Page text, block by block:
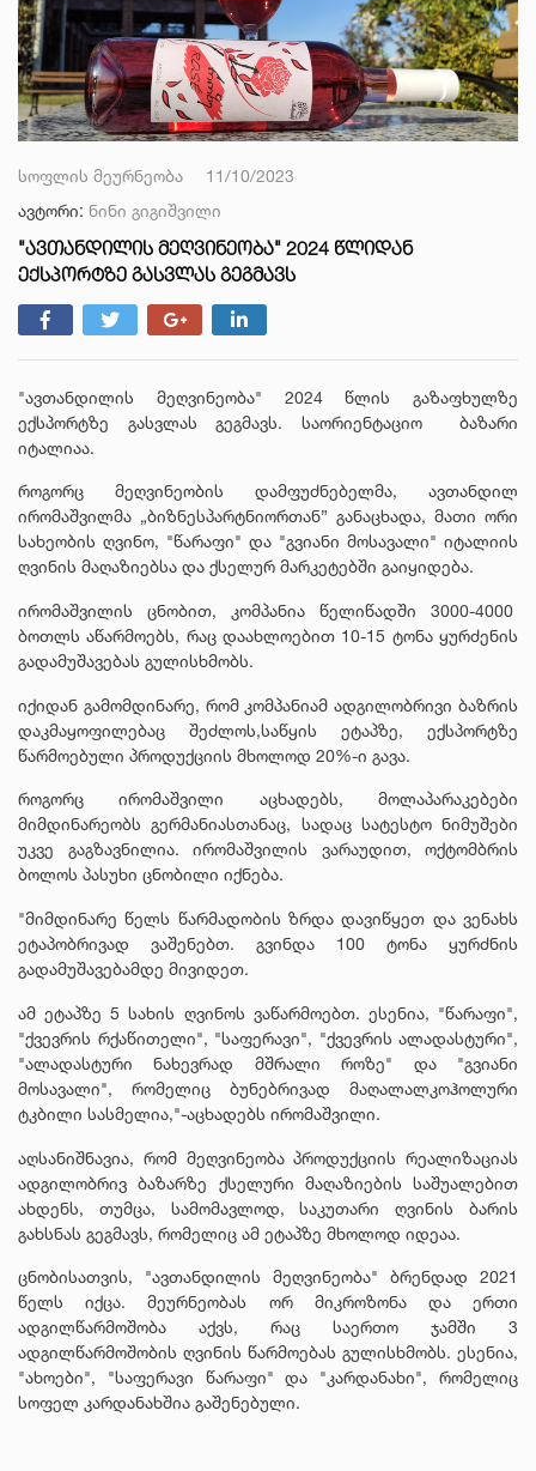
სოფლის მეურნეობა
11/10/2023
ავტორი: ნინი გიგიშვილი
"ᲐᲕᲗᲐᲜᲓᲘᲚᲘᲡ ᲛᲔᲦᲕᲘᲜᲔᲝᲑᲐ" 2024 ᲬᲚᲘᲓᲐᲜ
ᲔᲥᲡᲞᲝᲠᲢᲖᲔ ᲒᲐᲡᲕᲚᲐᲡ ᲒᲔᲒᲛᲐᲕᲡ
"ავთანდილის მეღვინეობა" 2024 წლის გაზაფხულზე
ექსპორტზე გასვლას გეგმავს. საორიენტაციო ბაზარი
იტალიაა.
როგორც მეღვინეობის დამფუძნებელმა, ავთანდილ
ირომაშვილმა „ბიზნესპარტნიორთან” განაცხადა, მათი ორი
სახეობის ღვინო, "წარაფი" და "გვიანი მოსავალი" იტალიის
ღვინის მაღაზიებსა და ქსელურ მარკეტებში გაიყიდება.
ირომაშვილის ცნობით, კომპანია წელიწადში 3000-4000
ბოთლს აწარმოებს, რაც დაახლოებით 10-15 ტონა ყურძენის
გადამუშავებას გულისხმობს.
იქიდან გამომდინარე, რომ კომპანიამ ადგილობრივი ბაზრის
დაკმაყოფილებაც შეძლოს,საწყის ეტაპზე, ექსპორტზე
წარმოებული პროდუქციის მხოლოდ 20%-ი გავა.
როგორც ირომაშვილი აცხადებს, მოლაპარაკებები
მიმდინარეობს გერმანიასთანაც, სადაც სატესტო ნიმუშები
უკვე გაგზავნილია. ირომაშვილის ვარაუდით, ოქტომბრის
ბოლოს პასუხი ცნობილი იქნება.
"მიმდინარე წელს წარმადობის ზრდა დავიწყეთ და ვენახს
ეტაპობრივად ვაშენებთ. გვინდა 100 ტონა ყურძნის
გადამუშავებამდე მივიდეთ.
ამ ეტაპზე 5 სახის ღვინოს ვაწარმოებთ. ესენია, "წარაფი",
"ქვევრის რქაწითელი", "საფერავი", "ქვევრის ალადასტური",
"ალადასტური ნახევრად მშრალი როზე" და "გვიანი
მოსავალი", რომელიც ბუნებრივად მაღალალკოჰოლური
ტკბილი სასმელია,"-აცხადებს ირომაშვილი.
აღსანიშნავია, რომ მეღვინეობა პროდუქციის რეალიზაციას
ადგილობრივ ბაზარზე ქსელური მაღაზიების საშუალებით
ახდენს, თუმცა, სამომავლოდ, საკუთარი ღვინის ბარის
გახსნას გეგმავს, რომელიც ამ ეტაპზე მხოლოდ იდეაა.
ცნობისათვის, "ავთანდილის მეღვინეობა" ბრენდად 2021
წელს იქცა. მეურნეობას ორ მიკროზონა და ერთი
ადგილწარმოშობა აქვს, რაც საერთო ჯამში 3
ადგილწარმოშობის ღვინის წარმოებას გულისხმობს. ესენია,
"ახოები", "საფერავი წარაფი" და "კარდანახი", რომელიც
სოფელ კარდანახშია გაშენებული.